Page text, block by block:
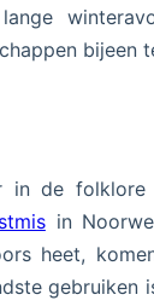
bijeen
in de folklore
in
heet,
gebruiken